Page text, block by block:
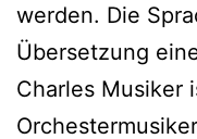
werden. Die
Übersetzung
Charles Musiker